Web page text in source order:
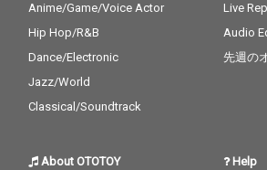
Anime/Game/Voice Actor
Hip Hop/R&B
Dance/Electronic
Jazz/World
Classical/Soundtrack
Live
Audio
先週の
About OTOTOY Help